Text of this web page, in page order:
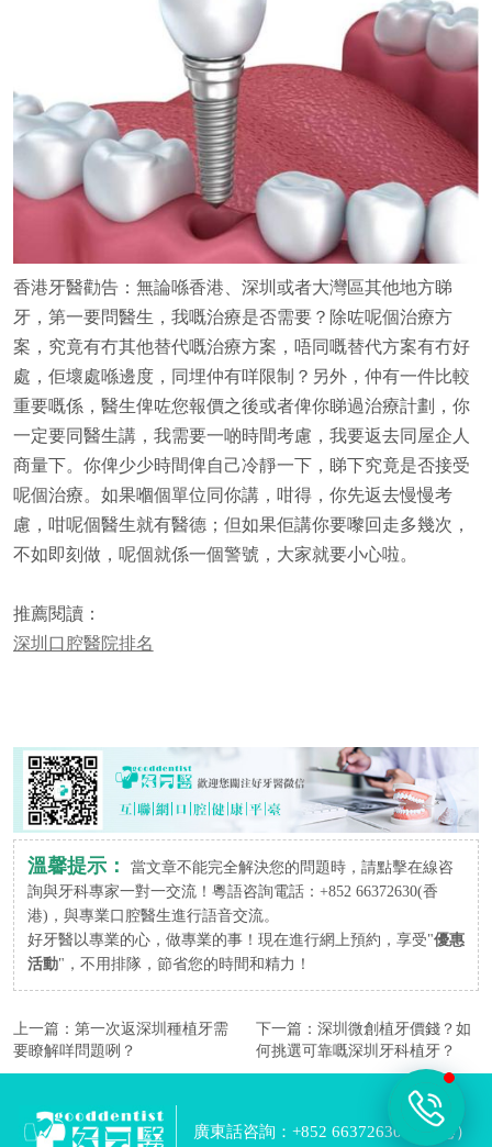
香港牙醫勸告：無論喺香港、深圳或者大灣區其他地方睇
牙，第一要問醫生，我嘅治療是否需要？除咗呢個治療方
案，究竟有冇其他替代嘅治療方案，唔同嘅替代方案有冇好
處，佢壞處喺邊度，同埋仲有咩限制？另外，仲有一件比較
重要嘅係，醫生俾咗您報價之後或者俾你睇過治療計劃，你
一定要同醫生講，我需要一啲時間考慮，我要返去同屋企人
商量下。你俾少少時間俾自己冷靜一下，睇下究竟是否接受
呢個治療。如果嗰個單位同你講，咁得，你先返去慢慢考
慮，咁呢個醫生就有醫德；但如果佢講你要嚟回走多幾次，
不如即刻做，呢個就係一個警號，大家就要小心啦。
推薦閱讀：
深圳口腔醫院排名
溫馨提示：
當文章不能完全解決您的問題時，請點擊在線咨
詢與牙科專家一對一交流！粵語咨詢電話：+852 66372630(香
港)，與專業口腔醫生進行語音交流。
好牙醫以專業的心，做專業的事！現在進行網上預約，享受"優惠
活動"，不用排隊，節省您的時間和精力！
上一篇： 第一次返深圳種植牙需
要瞭解咩問題咧？
下一篇： 深圳微創植牙價錢？如
何挑選可靠嘅深圳牙科植牙？
廣東話咨詢：+852 66372630 （香港）